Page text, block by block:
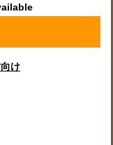
け